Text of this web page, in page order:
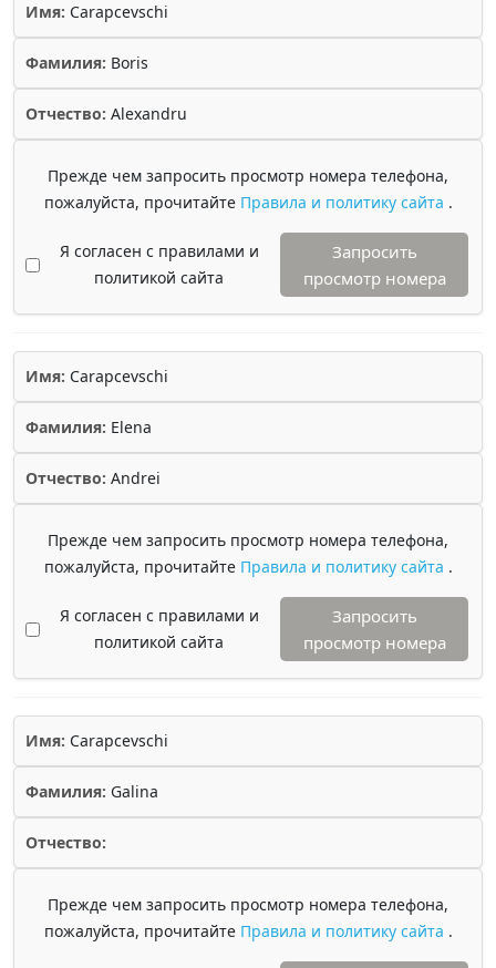
Имя: Carapcevschi
Фамилия: Boris
Отчество: Alexandru
Прежде чем запросить просмотр номера телефона,
пожалуйста, прочитайте Правила и политику сайта .
Я согласен с правилами и
политикой сайта
Запросить
просмотр номера
Имя: Carapcevschi
Фамилия: Elena
Отчество: Andrei
Прежде чем запросить просмотр номера телефона,
пожалуйста, прочитайте Правила и политику сайта .
Я согласен с правилами и
политикой сайта
Запросить
просмотр номера
Имя: Carapcevschi
Фамилия: Galina
Отчество:
Прежде чем запросить просмотр номера телефона,
пожалуйста, прочитайте Правила и политику сайта .